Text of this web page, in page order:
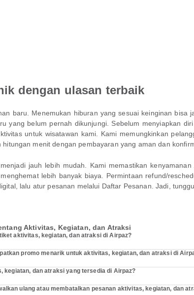
dengan ulasan terbaik
baru. Menemukan hiburan yang sesuai keinginan
yang belum pernah dikunjungi. Sebelum menyiapkan
untuk wisatawan kami. Kami memungkinkan
menit dengan pembayaran yang aman dan
jauh lebih mudah. Kami memastikan
lebih banyak biaya. Permintaan refund/
lalu atur pesanan melalui Daftar Pesanan. Jadi,
Aktivitas, Kegiatan, dan Atraksi
aktivitas, kegiatan, dan atraksi di Airpaz?
promo menarik untuk aktivitas, kegiatan, dan atraksi di
kegiatan, dan atraksi yang tersedia di Airpaz?
ulang atau membatalkan pesanan aktivitas, kegiatan, dan